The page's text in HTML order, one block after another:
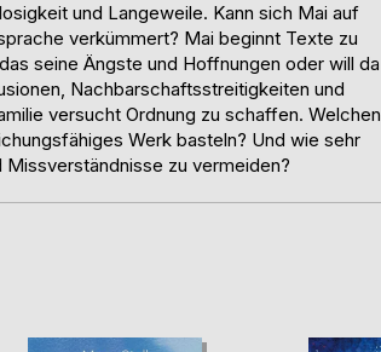
und Langeweile. Kann sich Mai auf
verkümmert? Mai beginnt Texte zu
seine Ängste und Hoffnungen oder will da
Nachbarschaftsstreitigkeiten und
versucht Ordnung zu schaffen. Welchen
Werk basteln? Und wie sehr
zu vermeiden?